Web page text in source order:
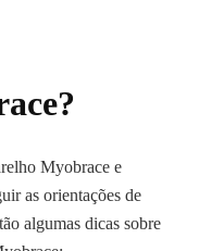
Myobrace e
as orientações de
algumas dicas sobre